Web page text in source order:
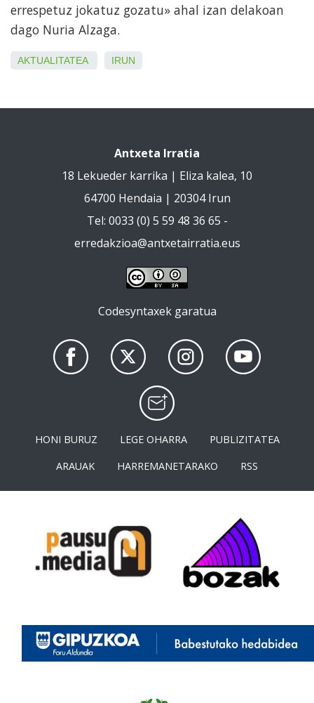
errespetuz jokatuz gozatu» ahal izan delakoan
dago Nuria Alzaga.
AKTUALITATEA IRUN
Antxeta Irratia
18 Lekueder karrika | Eliza kalea, 10
64700 Hendaia | 20304 Irun
Tel: 0033 (0) 5 59 48 36 65 -
erredakzioa@antxetairratia.eus
Codesyntaxek garatua
HONI BURUZ LEGE OHARRA
PUBLIZITATEA
ARAUAK
HARREMANETARAKO RSS